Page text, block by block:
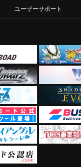
ユーザーサポート